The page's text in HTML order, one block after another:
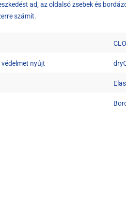
ad, az oldalsó zsebek és
számít.
nyújt